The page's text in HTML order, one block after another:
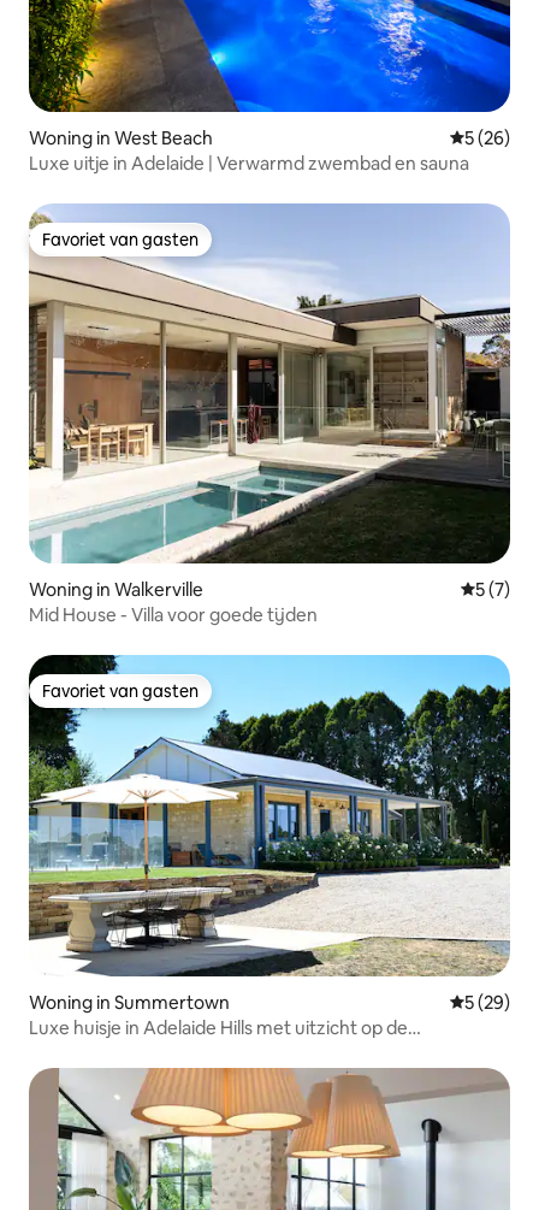
Woning in West Beach
5 (26)
Luxe uitje in Adelaide | Verwarmd zwembad en sauna
Favoriet van gasten
Favoriet van gasten
Woning in Walkerville
5 (7)
Mid House - Villa voor goede tijden
Favoriet van gasten
Favoriet van gasten
Woning in Summertown
5 (29)
Luxe huisje in Adelaide Hills met uitzicht op de